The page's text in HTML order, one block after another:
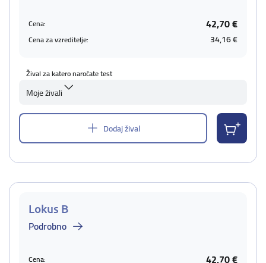
Cena: 42,70 €
Cena za vzreditelje: 34,16 €
Žival za katero naročate test
Moje živali
Dodaj žival
Lokus B
Podrobno
Cena: 42,70 €